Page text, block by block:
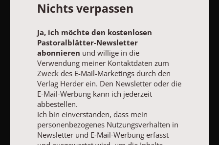
Interessen auszurichten. Über einen Link in Newsletter oder E-
Mail kann ich diese Funktion jederzeit ausschalten.
Weiterführende Informationen finden Sie in unseren
Datenschutzhinweisen.
Nichts verpassen
Ja, ich möchte den kostenlosen
Pastoralblätter-Newsletter
abonnieren und willige in die
Verwendung meiner Kontaktdaten zum
Zweck des E-Mail-Marketings durch den
Verlag Herder ein. Den Newsletter oder die
E-Mail-Werbung kann ich jederzeit
abbestellen.
Ich bin einverstanden, dass mein
personenbezogenes Nutzungsverhalten in
Newsletter und E-Mail-Werbung erfasst